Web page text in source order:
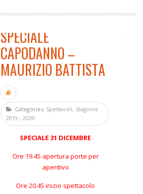
SPECIALE
CAPODANNO –
MAURIZIO BATTISTA
Categories: Spettacoli, Stagione
2019 - 2020
SPECIALE 31 DICEMBRE
Ore 19.45 apertura porte per
aperitivo
Ore 20.45 inizio spettacolo